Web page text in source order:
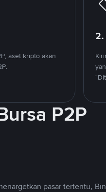
aset kripto akan
2.
P2P
pasar tertentu,